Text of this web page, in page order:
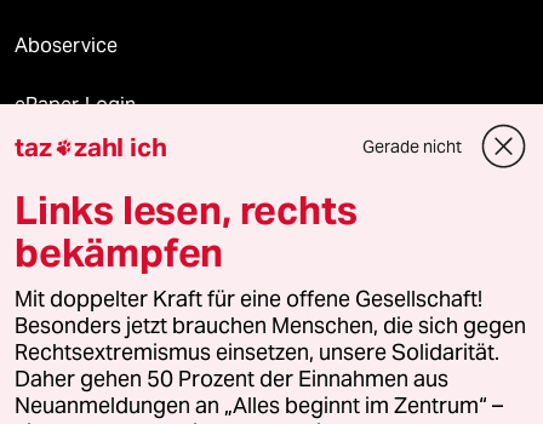
Aboservice
ePaper Login
Downloads für Abonnierende
© 2026 taz Verlags und Vertriebs GmbH
Alle Rechte vorbehalten. Bei rechtlichen Fragen oder für Genehmigungen
wenden Sie sich bitte an lizenzen@taz.de
Feedback Redaktionsstatut Kommune-Richtlinien
taz zahl ich Gerade nicht
Links lesen, rechts
bekämpfen
Mit doppelter Kraft für eine offene Gesellschaft!
Besonders jetzt brauchen Menschen, die sich gegen
Rechtsextremismus einsetzen, unsere Solidarität.
Daher gehen 50 Prozent der Einnahmen aus
Neuanmeldungen an „Alles beginnt im Zentrum“ –